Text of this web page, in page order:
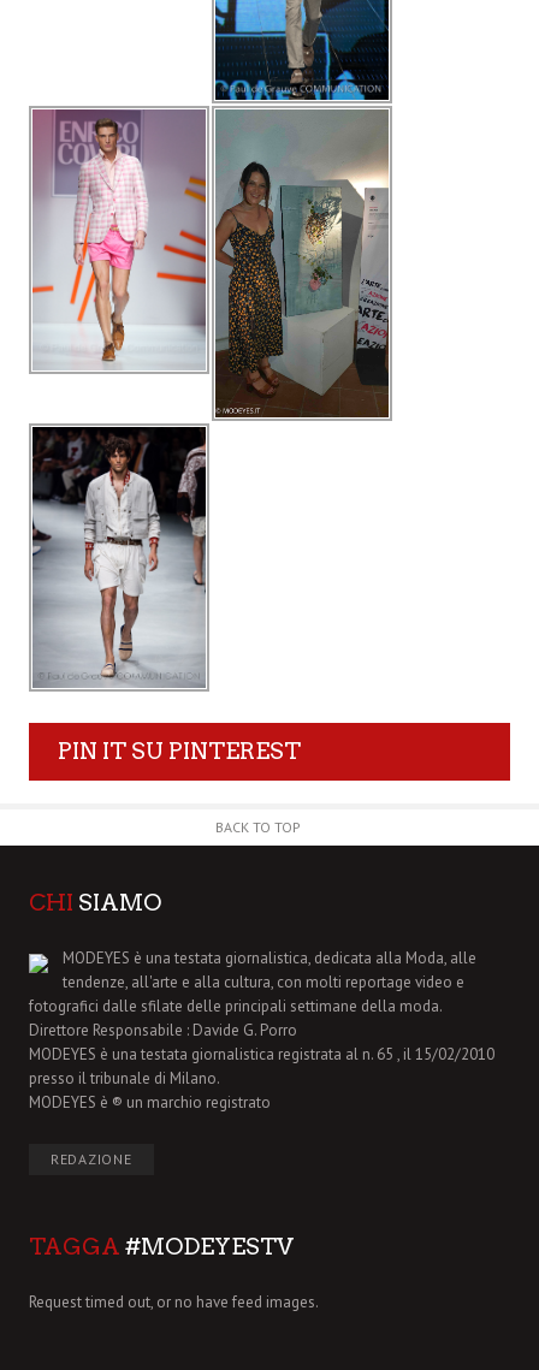
PIN IT SU PINTEREST
BACK TO TOP
CHI SIAMO
MODEYES è una testata giornalistica, dedicata alla Moda, alle
tendenze, all'arte e alla cultura, con molti reportage video e
fotografici dalle sfilate delle principali settimane della moda.
Direttore Responsabile : Davide G. Porro
MODEYES è una testata giornalistica registrata al n. 65 , il 15/02/2010
presso il tribunale di Milano.
MODEYES è ® un marchio registrato
REDAZIONE
TAGGA #MODEYESTV
Request timed out, or no have feed images.